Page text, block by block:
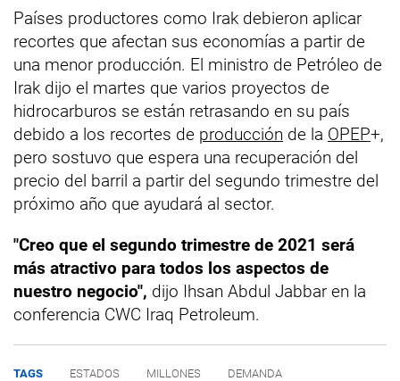
Países productores como Irak debieron aplicar
recortes que afectan sus economías a partir de
una menor producción. El ministro de Petróleo de
Irak dijo el martes que varios proyectos de
hidrocarburos se están retrasando en su país
debido a los recortes de producción de la OPEP+,
pero sostuvo que espera una recuperación del
precio del barril a partir del segundo trimestre del
próximo año que ayudará al sector.
"Creo que el segundo trimestre de 2021 será
más atractivo para todos los aspectos de
nuestro negocio", dijo Ihsan Abdul Jabbar en la
conferencia CWC Iraq Petroleum.
TAGS ESTADOS MILLONES DEMANDA